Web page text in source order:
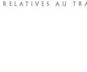
AU